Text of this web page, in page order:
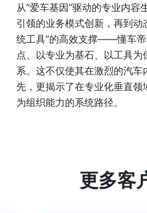
从“爱车基因”驱动的专业内容
引领的业务模式创新，再到动
统工具”的高效支撑——懂车帝
点、以专业为基石、以工具
系。这不仅使其在激烈的汽车
先，更揭示了在专业化垂直
为组织能力的系统路径。
更多客